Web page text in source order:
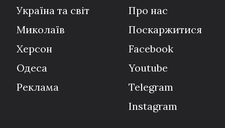
Україна та світ
Миколаїв
Херсон
Одеса
Реклама
Про нас
Поскаржитися
Facebook
Youtube
Telegram
Instagram